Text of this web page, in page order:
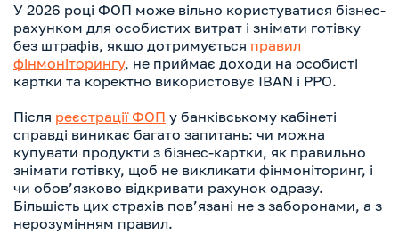
У 2026 році ФОП може вільно користуватися бізнес-
рахунком для особистих витрат і знімати готівку
без штрафів, якщо дотримується правил
фінмоніторингу, не приймає доходи на особисті
картки та коректно використовує IBAN і РРО.
Після реєстрації ФОП у банківському кабінеті
справді виникає багато запитань: чи можна
купувати продукти з бізнес-картки, як правильно
знімати готівку, щоб не викликати фінмоніторинг, і
чи обов’язково відкривати рахунок одразу.
Більшість цих страхів пов’язані не з заборонами, а з
нерозумінням правил.